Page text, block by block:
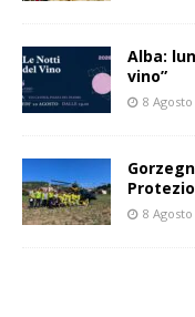
Alba:
vino”
8 Agosto
8 Agosto